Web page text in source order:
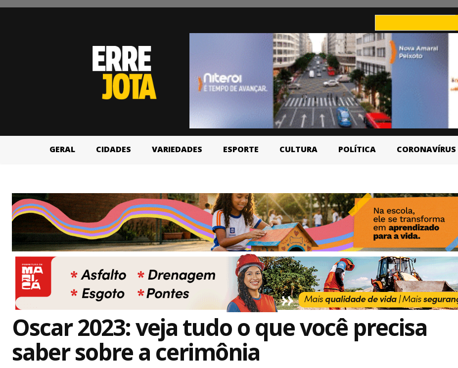
GERAL CIDADES VARIEDADES ESPORTE CULTURA POLÍTICA CORONAVÍRUS
Oscar 2023: veja tudo o que você precisa
saber sobre a cerimônia